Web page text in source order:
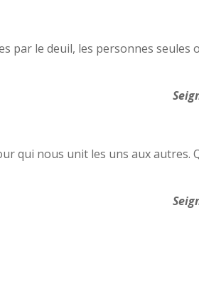
par le deuil, les personnes seules
qui nous unit les uns aux